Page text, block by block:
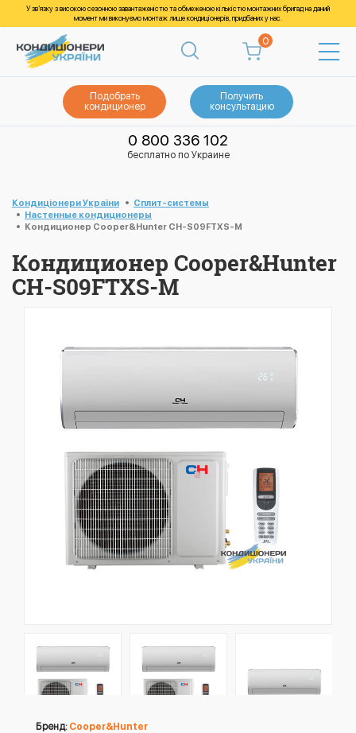
У зв’язку з високою сезонною завантаженістю та обмеженою кількістю монтажних бригад на даний
момент ми виконуємо монтаж лише кондиціонерів, придбаних у нас.
0
Подобрать
кондиционер
Получить
консультацию
0 800 336 102
бесплатно по Украине
Кондиціонери України
Cплит-системы
Настенные кондиционеры
Кондиционер Cooper&Hunter CH-S09FTXS-M
Кондиционер Cooper&Hunter
CH-S09FTXS-M
Бренд: Cooper&Hunter